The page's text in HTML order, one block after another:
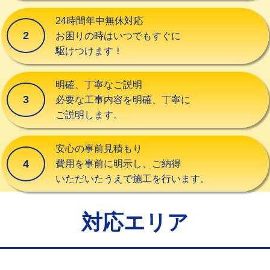
交換・取付(排水栓・排水トラップ
（P/S/ポップアップ））
交換・取付（その他部品）
持込商品取付（単水栓）
持込商品取付（混合水栓） 16,500円
持込商品取付（浄水器・分岐水栓） 16,500円
給水管工事※（ホール加工)
給水管工事※（バンド止め) 3,300円
給水管工事※（保温材使用（バンド止
5,500円
2
24時間年中無休対応
お困りの時はいつでもすぐに
駆けつけます！
3
明確、丁寧なご説明
必要な工事内容を明確、丁寧に
ご説明します。
4
安心の事前見積もり
費用を事前に明示し、ご納得
いただいたうえで施工を行います。
対応エリア